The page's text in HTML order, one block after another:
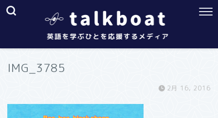
IMG_3785
2月 16, 2016